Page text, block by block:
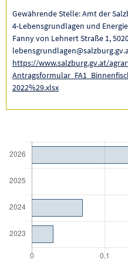
Gewährende Stelle: Amt der
4-Lebensgrundlagen und Energie
Fanny von Lehnert Straße 1,
https://www.salzburg.gv.at/
2022%29.xlsx